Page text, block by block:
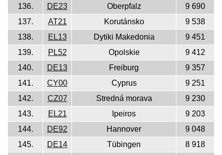
136.
DE23 Oberpfalz
9 690
137.
AT21 Korutánsko
9 538
138.
EL13 Dytiki Makedonia
9 451
139.
PL52 Opolskie
9 412
140.
DE13 Freiburg
9 357
141.
CY00 Cyprus
9 251
142.
CZ07 Stredná morava
9 230
143.
EL21 Ipeiros
9 203
144.
DE92 Hannover
9 048
145.
DE14 Tübingen
8 918